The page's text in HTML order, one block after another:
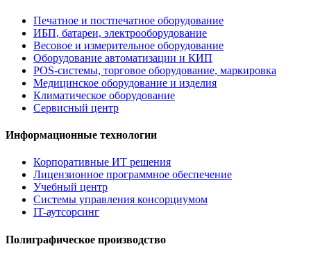
Печатное и постпечатное оборудование
ИБП, батареи, электрооборудование
Весовое и измерительное оборудование
Оборудование автоматизации и КИП
POS-системы, торговое оборудование, маркировка
Медицинское оборудование и изделия
Климатическое оборудование
Сервисный центр
Информационные технологии
Корпоративные ИТ решения
Лицензионное программное обеспечение
Учебный центр
Системы управления консорциумом
IT-аутсорсинг
Полиграфическое производство